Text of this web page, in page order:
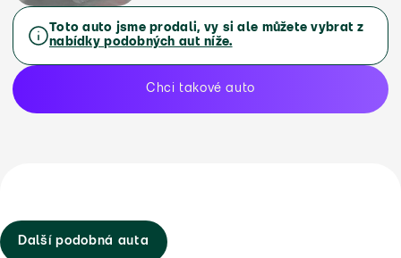
Toto auto jsme prodali, vy si ale můžete vybrat z
nabídky podobných aut níže.
Chci takové auto
Další podobná auta